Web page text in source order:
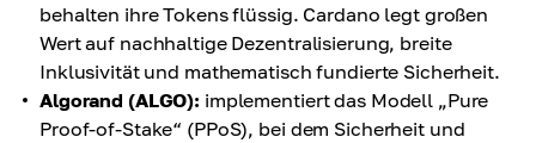
behalten ihre Tokens flüssig. Cardano legt großen
Wert auf nachhaltige Dezentralisierung, breite
Inklusivität und mathematisch fundierte Sicherheit.
Algorand (ALGO): implementiert das Modell „Pure
Proof-of-Stake“ (PPoS), bei dem Sicherheit und